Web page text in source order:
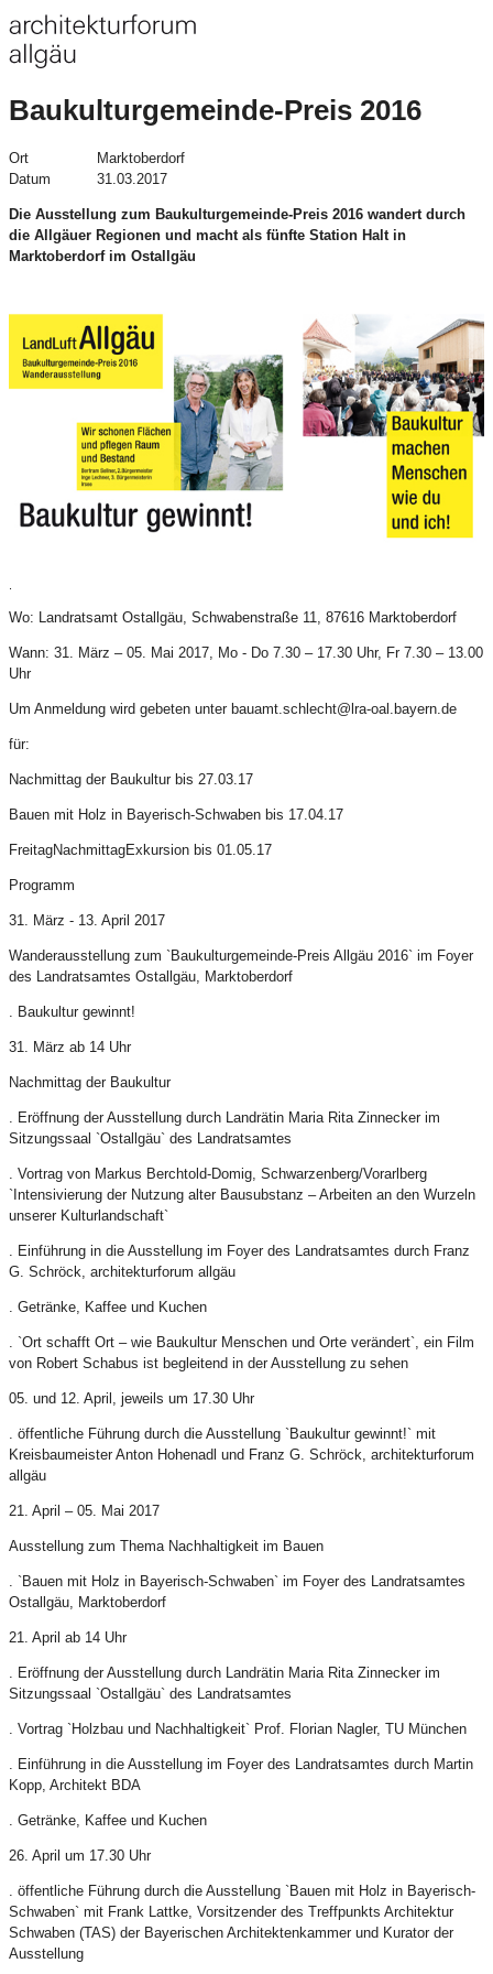
Baukulturgemeinde-Preis 2016
Ort
Marktoberdorf
Datum
31.03.2017
Die Ausstellung zum Baukulturgemeinde-Preis 2016 wandert durch
die Allgäuer Regionen und macht als fünfte Station Halt in
Marktoberdorf im Ostallgäu
Wo: Landratsamt Ostallgäu, Schwabenstraße 11, 87616 Marktoberdorf
Wann: 31. März – 05. Mai 2017, Mo - Do 7.30 – 17.30 Uhr, Fr 7.30 – 13.00
Uhr
Um Anmeldung wird gebeten unter bauamt.schlecht@lra-oal.bayern.de
für:
Nachmittag der Baukultur bis 27.03.17
Bauen mit Holz in Bayerisch-Schwaben bis 17.04.17
FreitagNachmittagExkursion bis 01.05.17
Programm
31. März - 13. April 2017
Wanderausstellung zum `Baukulturgemeinde-Preis Allgäu 2016` im Foyer
des Landratsamtes Ostallgäu, Marktoberdorf
. Baukultur gewinnt!
31. März ab 14 Uhr
Nachmittag der Baukultur
. Eröffnung der Ausstellung durch Landrätin Maria Rita Zinnecker im
Sitzungssaal `Ostallgäu` des Landratsamtes
. Vortrag von Markus Berchtold-Domig, Schwarzenberg/Vorarlberg
`Intensivierung der Nutzung alter Bausubstanz – Arbeiten an den Wurzeln
unserer Kulturlandschaft`
. Einführung in die Ausstellung im Foyer des Landratsamtes durch Franz
G. Schröck, architekturforum allgäu
. Getränke, Kaffee und Kuchen
. `Ort schafft Ort – wie Baukultur Menschen und Orte verändert`, ein Film
von Robert Schabus ist begleitend in der Ausstellung zu sehen
05. und 12. April, jeweils um 17.30 Uhr
. öffentliche Führung durch die Ausstellung `Baukultur gewinnt!` mit
Kreisbaumeister Anton Hohenadl und Franz G. Schröck, architekturforum
allgäu
21. April – 05. Mai 2017
Ausstellung zum Thema Nachhaltigkeit im Bauen
. `Bauen mit Holz in Bayerisch-Schwaben` im Foyer des Landratsamtes
Ostallgäu, Marktoberdorf
21. April ab 14 Uhr
. Eröffnung der Ausstellung durch Landrätin Maria Rita Zinnecker im
Sitzungssaal `Ostallgäu` des Landratsamtes
. Vortrag `Holzbau und Nachhaltigkeit` Prof. Florian Nagler, TU München
. Einführung in die Ausstellung im Foyer des Landratsamtes durch Martin
Kopp, Architekt BDA
. Getränke, Kaffee und Kuchen
26. April um 17.30 Uhr
. öffentliche Führung durch die Ausstellung `Bauen mit Holz in Bayerisch-
Schwaben` mit Frank Lattke, Vorsitzender des Treffpunkts Architektur
Schwaben (TAS) der Bayerischen Architektenkammer und Kurator der
Ausstellung